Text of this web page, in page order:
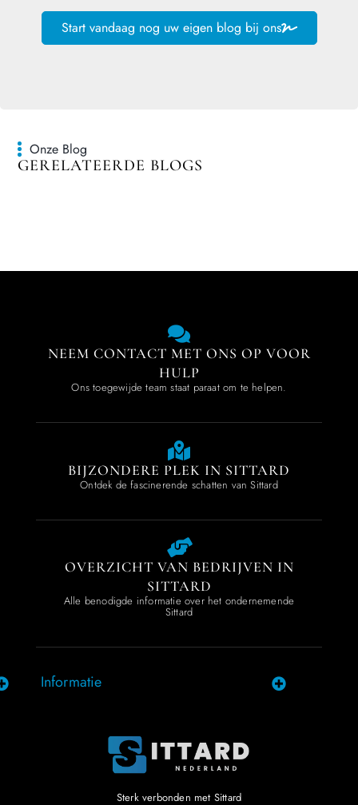
Start vandaag nog uw eigen blog bij ons
Onze Blog
GERELATEERDE BLOGS
NEEM CONTACT MET ONS OP VOOR
HULP
Ons toegewijde team staat paraat om te helpen.
BIJZONDERE PLEK IN SITTARD
Ontdek de fascinerende schatten van Sittard
OVERZICHT VAN BEDRIJVEN IN
SITTARD
Alle benodigde informatie over het ondernemende
Sittard
Informatie
Sterk verbonden met Sittard